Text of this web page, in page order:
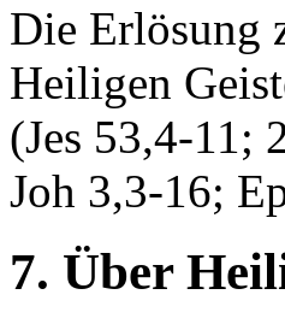
Die Erlösung
Heiligen
(Jes 53,4-11;
Joh 3,3-16;
7. Über